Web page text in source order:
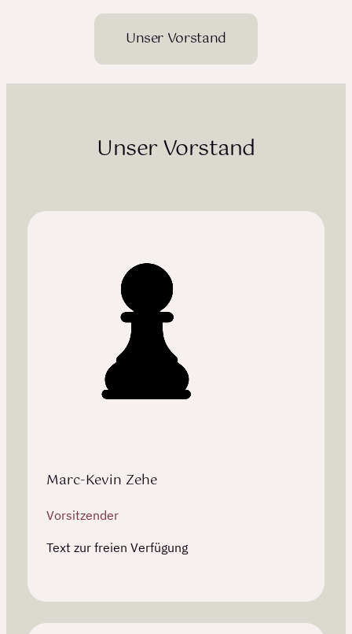
Unser Vorstand
Unser Vorstand
Marc-Kevin Zehe
Vorsitzender
Text zur freien Verfügung